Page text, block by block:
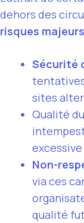
dehors des
risques majeurs
Sécurité
sites
Qualité
Non-
via ces
qualité